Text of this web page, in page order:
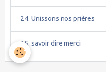
24. Unissons nos prières
25. savoir dire merci